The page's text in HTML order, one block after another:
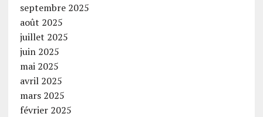
septembre 2025
août 2025
juillet 2025
juin 2025
mai 2025
avril 2025
mars 2025
février 2025